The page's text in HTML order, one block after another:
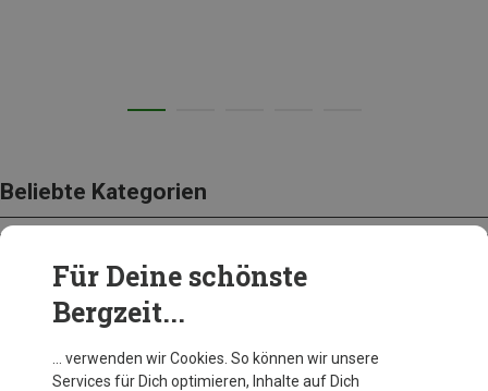
Beliebte Kategorien
BEKLEIDUNG
Für Deine schönste
Bergzeit...
… verwenden wir Cookies. So können wir unsere
Services für Dich optimieren, Inhalte auf Dich